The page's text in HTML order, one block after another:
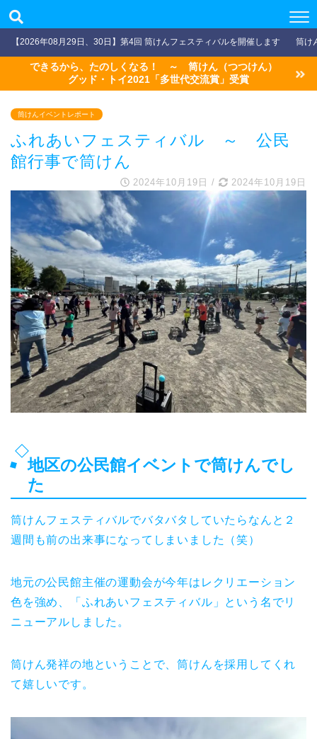
【2026年08月29日、30日】第4回 筒けんフェスティバルを開催します 筒け
できるから、たのしくなる！ ～ 筒けん（つつけん）
グッド・トイ2021「多世代交流賞」受賞
筒けんイベントレポート
ふれあいフェスティバル ～ 公民
館行事で筒けん
2024年10月19日 / 2024年10月19日
地区の公民館イベントで筒けんでし
た
筒けんフェスティバルでバタバタしていたらなんと２
週間も前の出来事になってしまいました（笑）
地元の公民館主催の運動会が今年はレクリエーション
色を強め、「ふれあいフェスティバル」という名でリ
ニューアルしました。
筒けん発祥の地ということで、筒けんを採用してくれ
て嬉しいです。